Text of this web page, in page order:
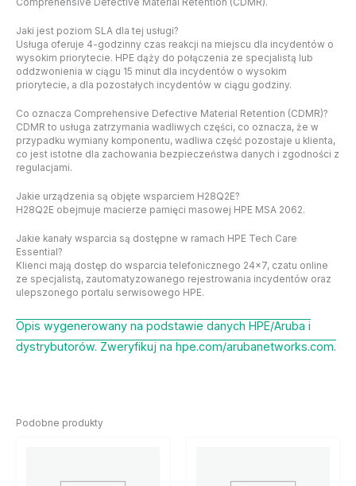
Comprehensive Defective Material Retention (CDMR).
Jaki jest poziom SLA dla tej usługi?
Usługa oferuje 4-godzinny czas reakcji na miejscu dla incydentów o
wysokim priorytecie. HPE dąży do połączenia ze specjalistą lub
oddzwonienia w ciągu 15 minut dla incydentów o wysokim
priorytecie, a dla pozostałych incydentów w ciągu godziny.
Co oznacza Comprehensive Defective Material Retention (CDMR)?
CDMR to usługa zatrzymania wadliwych części, co oznacza, że w
przypadku wymiany komponentu, wadliwa część pozostaje u klienta,
co jest istotne dla zachowania bezpieczeństwa danych i zgodności z
regulacjami.
Jakie urządzenia są objęte wsparciem H28Q2E?
H28Q2E obejmuje macierze pamięci masowej HPE MSA 2062.
Jakie kanały wsparcia są dostępne w ramach HPE Tech Care
Essential?
Klienci mają dostęp do wsparcia telefonicznego 24×7, czatu online
ze specjalistą, zautomatyzowanego rejestrowania incydentów oraz
ulepszonego portalu serwisowego HPE.
Opis wygenerowany na podstawie danych HPE/Aruba i
dystrybutorów. Zweryfikuj na hpe.com/arubanetworks.com.
Podobne produkty